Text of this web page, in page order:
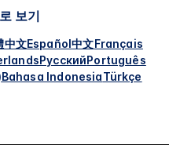
보기
中文Español中文Français
РусскийPortuguês
Bahasa IndonesiaTürkçe